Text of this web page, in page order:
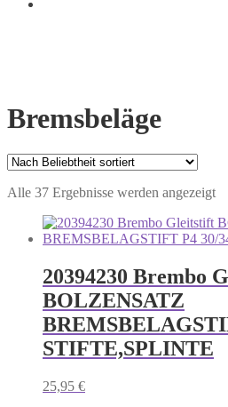
Bremsbeläge
Alle 37 Ergebnisse werden angezeigt
20394230 Brembo
BOLZENSATZ
STIFTE,SPLINTE
25,95 €